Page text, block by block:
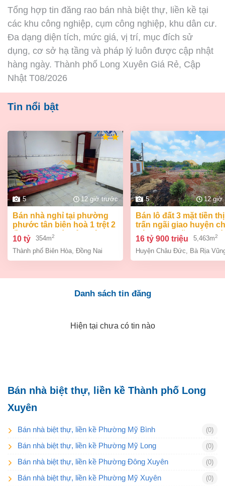
Tổng hợp tin đăng rao bán nhà biệt thự, liền kề tại
các khu công nghiệp, cụm công nghiệp, khu dân cư.
Đa dạng diện tích, mức giá, vị trí, mục đích sử
dụng, cơ sở hạ tầng và pháp lý luôn được cập nhật
hàng ngày. Thành phố Long Xuyên Giá Rẻ, Cập
Nhật T08/2026
Tin nổi bật
5 12 giờ trước
bán nhà nghỉ tại phường
phước tân biên hoà 1 trệt 2
lầu 354m2 giá chỉ 10 tỷ
10 tỷ 354m2
Thành phố Biên Hòa Đồng Nai
5 12 giờ
bán lô đất 3 mặt tiền thị
trấn ngãi giao huyện
đức bà rịa vũng tàu giá
tỷ 9
16 tỷ 900 triệu 5,463m2
Huyện Châu Đức Bà Rịa
Danh sách tin đăng
Hiện tại chưa có tin nào
Bán nhà biệt thự, liền kề Thành phố Long
Xuyên
Bán nhà biệt thự, liền kề Phường Mỹ Bình (0)
Bán nhà biệt thự, liền kề Phường Mỹ Long (0)
Bán nhà biệt thự, liền kề Phường Đông Xuyên (0)
Bán nhà biệt thự, liền kề Phường Mỹ Xuyên (0)